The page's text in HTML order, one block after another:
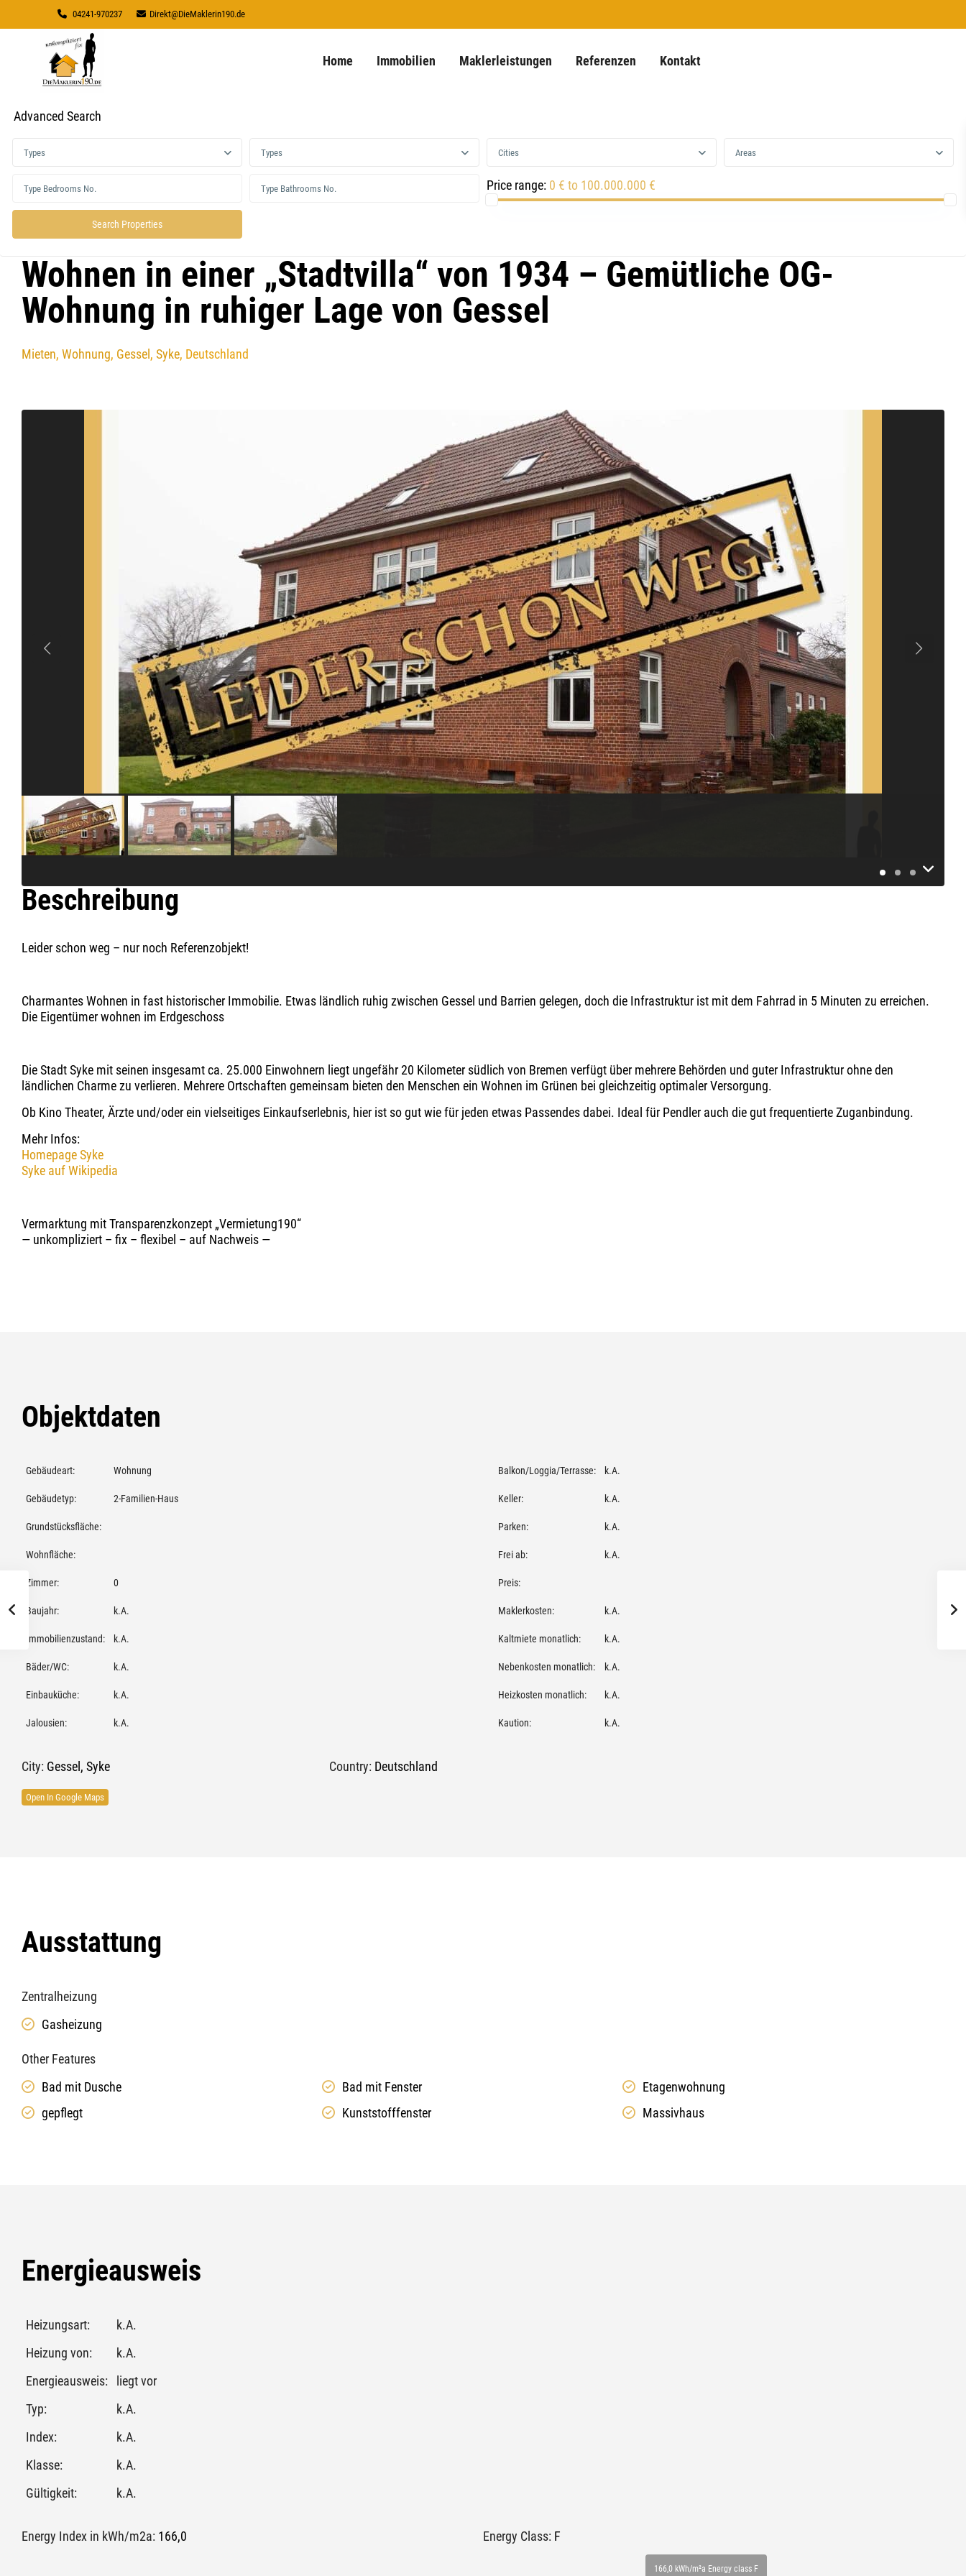
04241-970237 Direkt@DieMaklerin190.de
Home Immobilien Maklerleistungen Referenzen Kontakt
Advanced Search
Types Types Cities Areas
Price range: 0 € to 100.000.000 €
Wohnen in einer „Stadtvilla“ von 1934 – Gemütliche OG-
Wohnung in ruhiger Lage von Gessel
Mieten,Wohnung, Gessel ,Syke, Deutschland
Beschreibung
Leider schon weg – nur noch Referenzobjekt!
Charmantes Wohnen in fast historischer Immobilie. Etwas ländlich ruhig zwischen Gessel und Barrien gelegen, doch die Infrastruktur ist mit dem Fahrrad in 5 Minuten zu erreichen.
Die Eigentümer wohnen im Erdgeschoss
Die Stadt Syke mit seinen insgesamt ca. 25.000 Einwohnern liegt ungefähr 20 Kilometer südlich von Bremen verfügt über mehrere Behörden und guter Infrastruktur ohne den
ländlichen Charme zu verlieren. Mehrere Ortschaften gemeinsam bieten den Menschen ein Wohnen im Grünen bei gleichzeitig optimaler Versorgung.
Ob Kino Theater, Ärzte und/oder ein vielseitiges Einkaufserlebnis, hier ist so gut wie für jeden etwas Passendes dabei. Ideal für Pendler auch die gut frequentierte Zuganbindung.
Mehr Infos:
Homepage Syke
Syke auf Wikipedia
Vermarktung mit Transparenzkonzept „Vermietung190“
— unkompliziert – fix – flexibel – auf Nachweis —
Objektdaten
Gebäudeart: Wohnung
Gebäudetyp: 2-Familien-Haus
Grundstücksfläche:
Wohnfläche:
Zimmer: 0
Baujahr: k.A.
Immobilienzustand: k.A.
Bäder/WC: k.A.
Einbauküche: k.A.
Jalousien: k.A.
Balkon/Loggia/Terrasse: k.A.
Keller: k.A.
Parken: k.A.
Frei ab: k.A.
Preis:
Maklerkosten: k.A.
Kaltmiete monatlich: k.A.
Nebenkosten monatlich: k.A.
Heizkosten monatlich: k.A.
Kaution: k.A.
City: Gessel,Syke Country: Deutschland
Open In Google Maps
Ausstattung
Zentralheizung
Gasheizung
Other Features
Bad mit Dusche
Bad mit Fenster
Etagenwohnung
gepflegt
Kunststofffenster Massivhaus
Energieausweis
Heizungsart:
k.A.
Heizung von:
k.A.
Energieausweis:
liegt vor
Typ:
k.A.
Index:
k.A.
Klasse:
k.A.
Gültigkeit:
k.A.
Energy Index in kWh/m2a: 166,0 Energy Class: F
166,0 kWh/m²a Energy class F